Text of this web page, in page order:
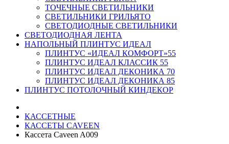
ТОЧЕЧНЫЕ СВЕТИЛЬНИКИ
СВЕТИЛЬНИКИ ГРИЛЬЯТО
СВЕТОДИОДНЫЕ СВЕТИЛЬНИКИ
СВЕТОДИОДНАЯ ЛЕНТА
НАПОЛЬНЫЙ ПЛИНТУС ИДЕАЛ
ПЛИНТУС «ИДЕАЛ КОМФОРТ»55
ПЛИНТУС ИДЕАЛ КЛАССИК 55
ПЛИНТУС ИДЕАЛ ДЕКОНИКА 70
ПЛИНТУС ИДЕАЛ ДЕКОНИКА 85
ПЛИНТУС ПОТОЛОЧНЫЙ КИНДЕКОР
КАССЕТНЫЕ
КАССЕТЫ CAVEEN
Кассета Caveen A009